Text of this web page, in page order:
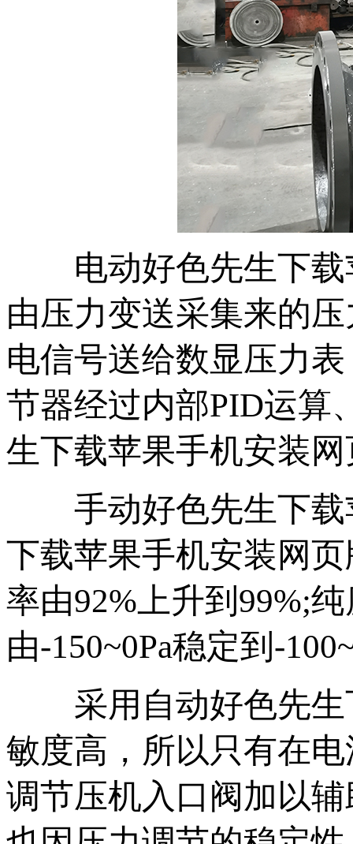
电动好色先生下载苹
由压力变送采集来的压
电信号送给数显压力表
节器经过内部PID运算
生下载苹果手机安装网
手动好色先生下载
下载苹果手机安装网页
率由92%上升到99%;
由-150~0Pa稳定到-
采用自动好色先生下
敏度高，所以只有在
调节压机入口阀加以辅助